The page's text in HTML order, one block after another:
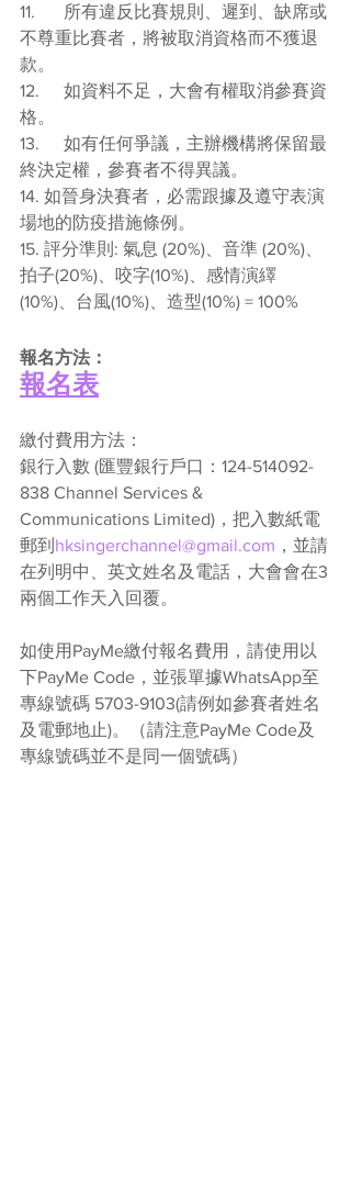
11.	所有違反比賽規則、遲到、缺席或
不尊重比賽者，將被取消資格而不獲退
款。
12.	如資料不足，大會有權取消參賽資
格。
13.	如有任何爭議，主辦機構將保留最
終決定權，參賽者不得異議。
14. 如晉身決賽者，必需跟據及遵守表演
場地的防疫措施條例。
15. 評分準則: 氣息 (20%)、音準 (20%)、
拍子(20%)、咬字(10%)、感情演繹
(10%)、台風(10%)、造型(10%) = 100%
報名方法：
報名表
繳付費用方法：
銀行入數 (匯豐銀行戶口：124-514092-
838 Channel Services &
Communications Limited)，把入數紙電
郵到 hksingerchannel@gmail.com ，並請
在列明中、英文姓名及電話，大會會在3
兩個工作天入回覆。
如使用PayMe繳付報名費用，請使用以
下PayMe Code，並張單據WhatsApp至
專線號碼 5703-9103(請例如參賽者姓名
及電郵地止)。（請注意PayMe Code及
專線號碼並不是同一個號碼）